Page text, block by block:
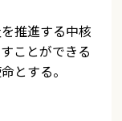
推進する中核
ことができる
とする。